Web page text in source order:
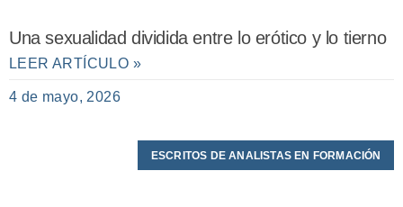
Una sexualidad dividida entre lo erótico y lo tierno
LEER ARTÍCULO »
4 de mayo, 2026
ESCRITOS DE ANALISTAS EN FORMACIÓN